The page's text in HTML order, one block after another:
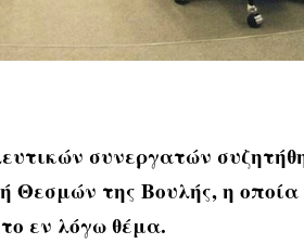
συνεργατών
της Βουλής, η οποία
εν λόγω θέμα.